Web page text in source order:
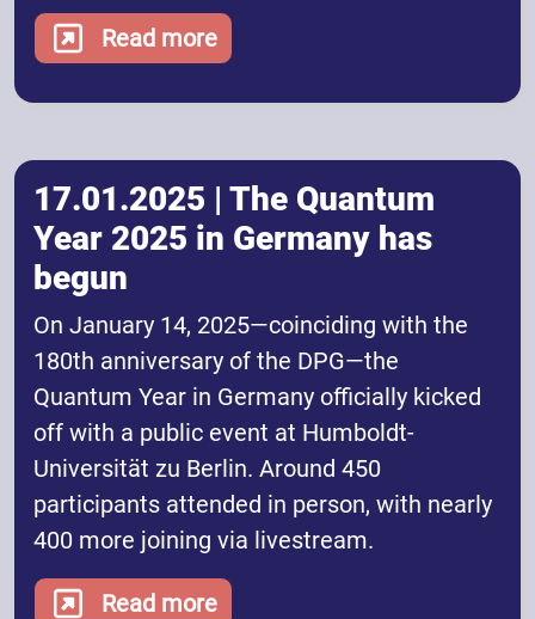
Read more
17.01.2025 | The Quantum
Year 2025 in Germany has
begun
On January 14, 2025—coinciding with the
180th anniversary of the DPG—the
Quantum Year in Germany officially kicked
off with a public event at Humboldt-
Universität zu Berlin. Around 450
participants attended in person, with nearly
400 more joining via livestream.
Read more